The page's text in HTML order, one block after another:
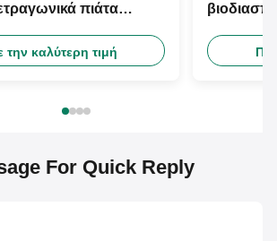
πιάτα
την καλύτερη τιμή
For Quick Reply